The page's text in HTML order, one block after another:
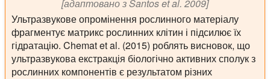
[адаптовано з Santos et al. 2009]
Ультразвукове опромінення рослинного матеріалу
фрагментує матрикс рослинних клітин і підсилює їх
гідратацію. Chemat et al. (2015) роблять висновок, що
ультразвукова екстракція біологічно активних сполук з
рослинних компонентів є результатом різних